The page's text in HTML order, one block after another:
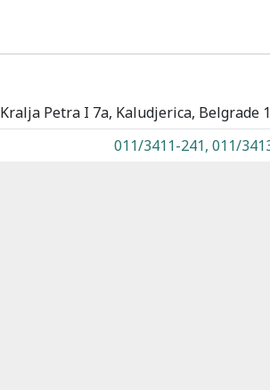
Kralja Petra I 7a, Kaludjerica, Belgrade
011/3411-241, 011/